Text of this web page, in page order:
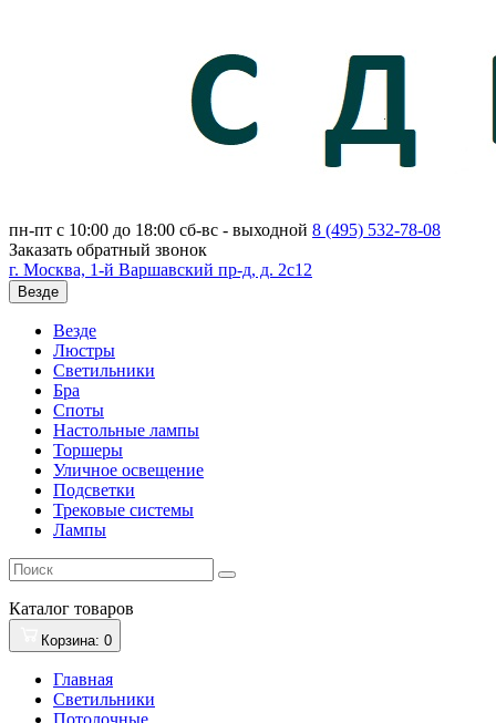
пн-пт с 10:00 до 18:00 сб-вс - выходной 8 (495) 532-78-08
Заказать обратный звонок
г. Москва, 1-й Варшавский пр-д, д. 2с12
Везде
Везде
Люстры
Светильники
Бра
Споты
Настольные лампы
Торшеры
Уличное освещение
Подсветки
Трековые системы
Лампы
Каталог товаров
Корзина: 0
Главная
Светильники
Потолочные